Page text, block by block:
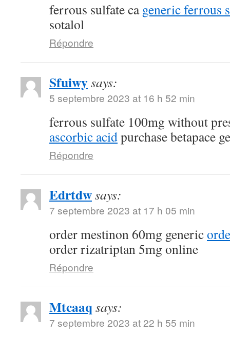
ferrous sulfate cageneric ferrous
sotalol
Répondre
Sfuiwysays:
5 septembre 2023 at 16 h 52 min
ferrous sulfate 100mg without
ascorbic acidpurchase betapace
Répondre
Edrtdwsays:
7 septembre 2023 at 17 h 05 min
order mestinon 60mg generic
order rizatriptan 5mg online
Répondre
Mtcaaq says:
7 septembre 2023 at 22 h 55 min